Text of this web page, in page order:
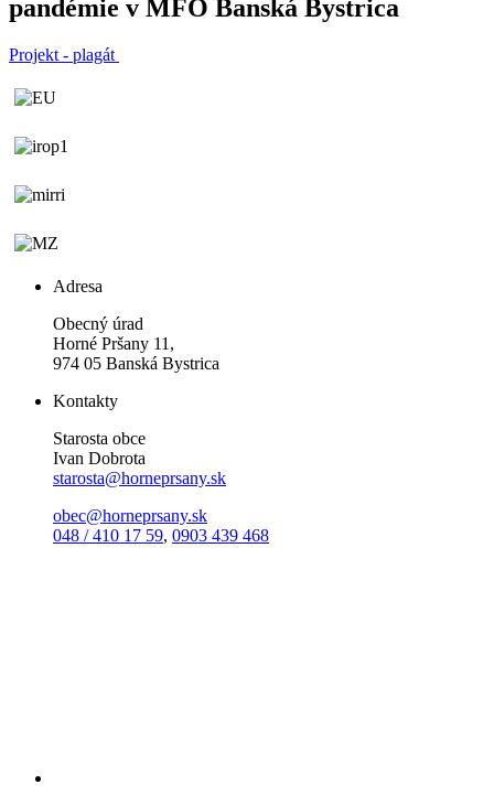
pandémie v MFO Banská Bystrica
Projekt - plagát
Adresa
Obecný úrad
Horné Pršany 11,
974 05 Banská Bystrica
Kontakty
Starosta obce
Ivan Dobrota
starosta@horneprsany.sk
obec@horneprsany.sk
048 / 410 17 59, 0903 439 468